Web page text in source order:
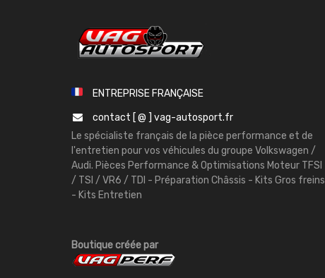
ENTREPRISE FRANÇAISE
contact [ @ ] vag-autosport.fr
Le spécialiste français de la pièce performance et de
l'entretien pour vos véhicules du groupe Volkswagen /
Audi. Pièces Performance & Optimisations Moteur TFSI
/ TSI / VR6 / TDI - Préparation Châssis - Kits Gros freins
- Kits Entretien
Boutique créée par